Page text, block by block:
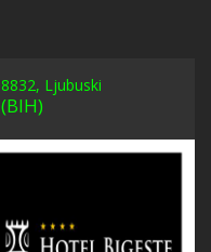
8832, Ljubuski
(BIH)